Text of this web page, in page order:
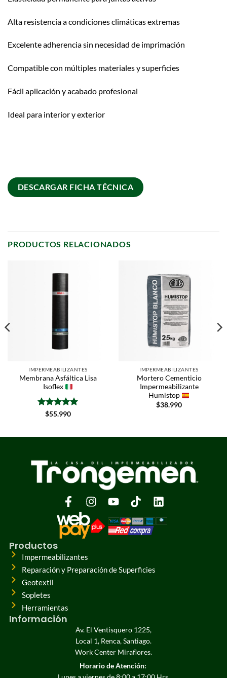
Alta resistencia a condiciones climáticas extremas
Excelente adherencia sin necesidad de imprimación
Compatible con múltiples materiales y superficies
Fácil aplicación y acabado profesional
Ideal para interior y exterior
DESCARGAR FICHA TÉCNICA
PRODUCTOS RELACIONADOS
IMPERMEABILIZANTES
Membrana Asfáltica Lisa
Isoflex
Valorado
$55.990
IMPERMEABILIZANTES
Mortero Cementicio
Impermeabilizante
Humistop
$38.990
Información
Av. El Ventisquero 1225,
Local 1, Renca, Santiago.
Work Center Miraflores.
Horario de Atención:
Productos
Impermeabilizantes
Reparación y Preparación de Superficies
Geotextil
Sopletes
Herramientas